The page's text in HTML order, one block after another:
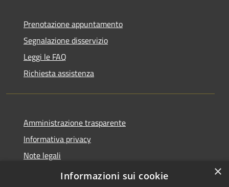
Prenotazione appuntamento
Segnalazione disservizio
Leggi le FAQ
Richiesta assistenza
Amministrazione trasparente
Informativa privacy
Note legali
Dichiarazione di accessibilità
×
Informazioni sui cookie